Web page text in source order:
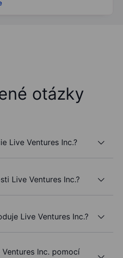
otázky
Live Ventures Inc.?
Live Ventures Inc.?
Live Ventures Inc.?
Inc. pomocí